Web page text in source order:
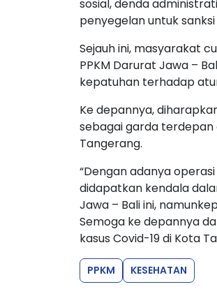
sosial, denda
penyegelan untuk
Sejauh ini, masyarakat
PPKM Darurat Jawa –
kepatuhan terhadap
Ke depannya,
sebagai garda terdepan
Tangerang.
“Dengan adanya
didapatkan kendala
Jawa – Bali ini,
Semoga ke depannya
kasus Covid-19 di Kota
PPKM KESEHATAN